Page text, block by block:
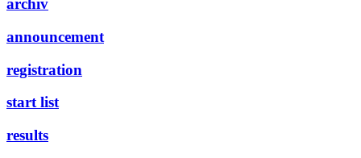
archiv
announcement
registration
start list
results